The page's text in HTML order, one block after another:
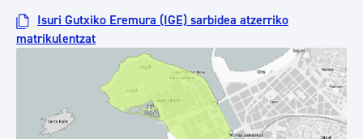
Isuri Gutxiko Eremura (IGE) sarbidea atzerriko
matrikulentzat